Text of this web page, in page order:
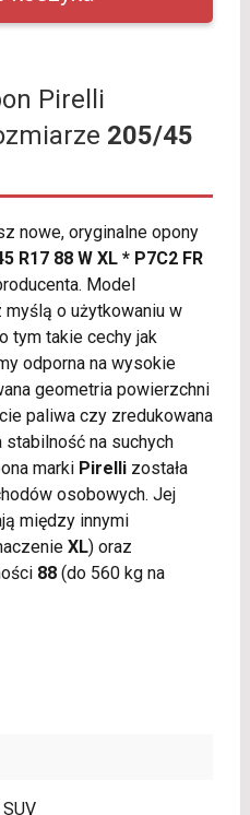
Pirelli
205/45
nowe, oryginalne opony
R17 88 W XL * P7C2 FR
Model
o użytkowaniu w
tym takie cechy jak
odporna na wysokie
geometria powierzchni
paliwa czy zredukowana
na suchych
marki Pirellizostała
osobowych. Jej
między innymi
XL) oraz
88(do 560 kg na